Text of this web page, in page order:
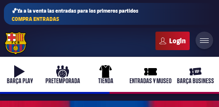
🏀Ya a la venta las entradas para los primeros partidos
COMPRA ENTRADAS
b-play
BARÇA PLAY
culers-ball
PRETEMPORADA
uniform
TIENDA
ticket-full
ENTRADAS Y MUSEO
ticket-
BARÇA BUSINESS